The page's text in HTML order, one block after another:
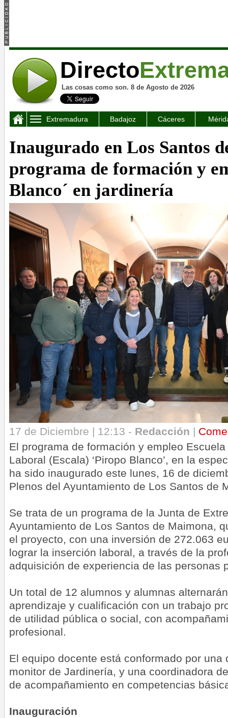
Directo
Las cosas como son. 8 de Agosto de 2026
Extremadura Badajoz Cáceres
Inaugurado en Los Santos
programa de formación y
Blanco´ en jardinería
17 de Diciembre | 12:13 - Redacción |
El programa de formación y empleo
Laboral (Escala) ‘Piropo Blanco’, en la
ha sido inaugurado este lunes, 16 de
Plenos del Ayuntamiento de Los Santos de
Se trata de un programa de la Junta de
Ayuntamiento de Los Santos de Maimona,
el proyecto, con una inversión de 272.063
lograr la inserción laboral, a través de la
adquisición de experiencia de las personas
Un total de 12 alumnos y alumnas
aprendizaje y cualificación con un trabajo
de utilidad pública o social, con
profesional.
El equipo docente está conformado por una
monitor de Jardinería, y una coordinadora
de acompañamiento en competencias
Inauguración